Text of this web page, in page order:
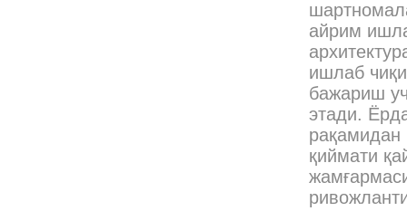
айрим
ишлаб
бажариш
этади.
рақамидан
қиймати